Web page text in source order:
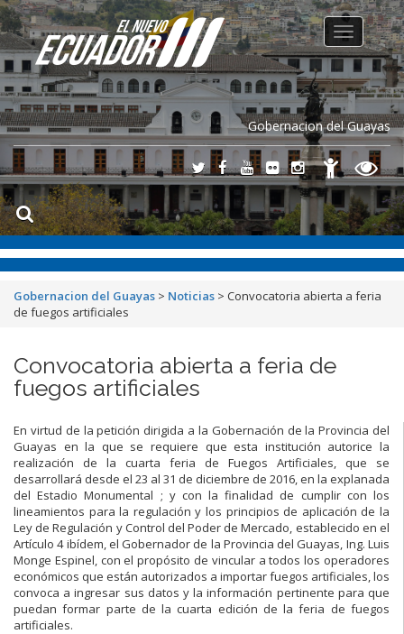
Gobernacion del Guayas
Toggle
navigation
Gobernacion del Guayas > Noticias > Convocatoria abierta a feria
de fuegos artificiales
Convocatoria abierta a feria de
fuegos artificiales
En virtud de la petición dirigida a la Gobernación de la Provincia del
Guayas en la que se requiere que esta institución autorice la
realización de la cuarta feria de Fuegos Artificiales, que se
desarrollará desde el 23 al 31 de diciembre de 2016, en la explanada
del Estadio Monumental ; y con la finalidad de cumplir con los
lineamientos para la regulación y los principios de aplicación de la
Ley de Regulación y Control del Poder de Mercado, establecido en el
Artículo 4 ibídem, el Gobernador de la Provincia del Guayas, Ing. Luis
Monge Espinel, con el propósito de vincular a todos los operadores
económicos que están autorizados a importar fuegos artificiales, los
convoca a ingresar sus datos y la información pertinente para que
puedan formar parte de la cuarta edición de la feria de fuegos
artificiales.